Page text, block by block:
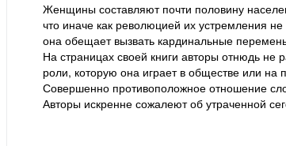
Женщины составляют почти половину
что иначе как революцией их устремления
она обещает вызвать кардинальные
На страницах своей книги авторы отнюдь
роли, которую она играет в обществе или на
Совершенно противоположное отношение
Авторы искренне сожалеют об утраченной